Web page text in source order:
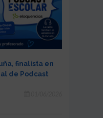
finalista en
de Podcast